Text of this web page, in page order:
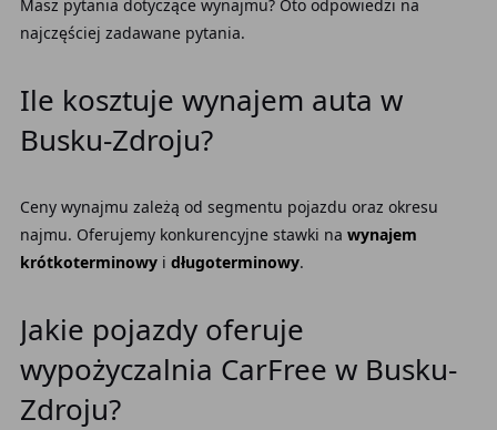
Masz pytania dotyczące wynajmu? Oto odpowiedzi na
najczęściej zadawane pytania.
Ile kosztuje wynajem auta w
Busku-Zdroju?
Ceny wynajmu zależą od segmentu pojazdu oraz okresu
najmu. Oferujemy konkurencyjne stawki na wynajem
krótkoterminowyi długoterminowy.
Jakie pojazdy oferuje
wypożyczalnia CarFree w Busku-
Zdroju?